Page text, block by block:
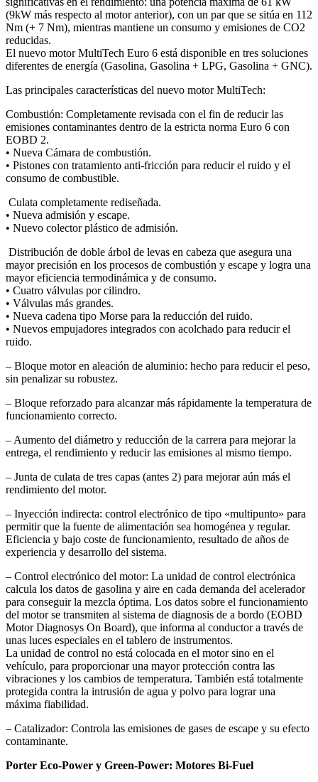
(9kW más respecto al motor anterior), con un par que se sitúa en 112
Nm (+ 7 Nm), mientras mantiene un consumo y emisiones de CO2
reducidas.
El nuevo motor MultiTech Euro 6 está disponible en tres soluciones
diferentes de energía (Gasolina, Gasolina + LPG, Gasolina + GNC).
Las principales características del nuevo motor MultiTech:
Combustión: Completamente revisada con el fin de reducir las
emisiones contaminantes dentro de la estricta norma Euro 6 con
EOBD 2.
• Nueva Cámara de combustión.
• Pistones con tratamiento anti-fricción para reducir el ruido y el
consumo de combustible.
Culata completamente rediseñada.
• Nueva admisión y escape.
• Nuevo colector plástico de admisión.
Distribución de doble árbol de levas en cabeza que asegura una
mayor precisión en los procesos de combustión y escape y logra una
mayor eficiencia termodinámica y de consumo.
• Cuatro válvulas por cilindro.
• Válvulas más grandes.
• Nueva cadena tipo Morse para la reducción del ruido.
• Nuevos empujadores integrados con acolchado para reducir el
ruido.
– Bloque motor en aleación de aluminio: hecho para reducir el peso,
sin penalizar su robustez.
– Bloque reforzado para alcanzar más rápidamente la temperatura de
funcionamiento correcto.
– Aumento del diámetro y reducción de la carrera para mejorar la
entrega, el rendimiento y reducir las emisiones al mismo tiempo.
– Junta de culata de tres capas (antes 2) para mejorar aún más el
rendimiento del motor.
– Inyección indirecta: control electrónico de tipo «multipunto» para
permitir que la fuente de alimentación sea homogénea y regular.
Eficiencia y bajo coste de funcionamiento, resultado de años de
experiencia y desarrollo del sistema.
– Control electrónico del motor: La unidad de control electrónica
calcula los datos de gasolina y aire en cada demanda del acelerador
para conseguir la mezcla óptima. Los datos sobre el funcionamiento
del motor se transmiten al sistema de diagnosis de a bordo (EOBD
Motor Diagnosys On Board), que informa al conductor a través de
unas luces especiales en el tablero de instrumentos.
La unidad de control no está colocada en el motor sino en el
vehículo, para proporcionar una mayor protección contra las
vibraciones y los cambios de temperatura. También está totalmente
protegida contra la intrusión de agua y polvo para lograr una
máxima fiabilidad.
– Catalizador: Controla las emisiones de gases de escape y su efecto
contaminante.
Porter Eco-Power y Green-Power: Motores Bi-Fuel